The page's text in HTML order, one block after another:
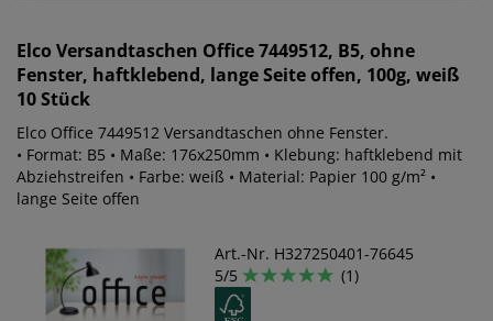
Elco Versandtaschen Office 7449512, B5, ohne
Fenster, haftklebend, lange Seite offen, 100g, weiß
10 Stück
Elco Office 7449512 Versandtaschen ohne Fenster.
• Format: B5 • Maße: 176x250mm • Klebung: haftklebend mit
Abziehstreifen • Farbe: weiß • Material: Papier 100 g/m² •
lange Seite offen
Art.-Nr. H327250401-76645
5/5
(1)